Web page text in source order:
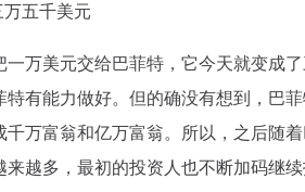
万五千美元
一万美元交给巴菲特，它今天就变成
特有能力做好。但的确没有想到，巴
千万富翁和亿万富翁。所以，之后随
来越多，最初的投资人也不断加码继